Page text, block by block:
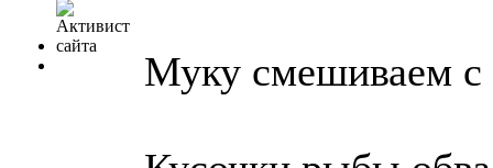
Муку смешиваем с